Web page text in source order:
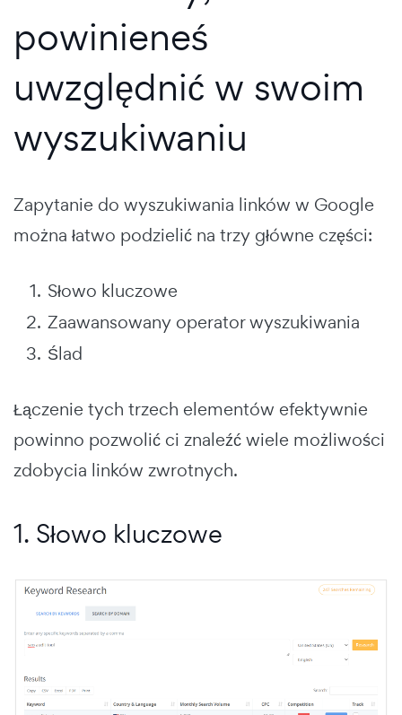
powinieneś
uwzględnić w swoim
wyszukiwaniu
Zapytanie do wyszukiwania linków w Google
można łatwo podzielić na trzy główne części:
Słowo kluczowe
Zaawansowany operator wyszukiwania
Ślad
Łączenie tych trzech elementów efektywnie
powinno pozwolić ci znaleźć wiele możliwości
zdobycia linków zwrotnych.
1. Słowo kluczowe